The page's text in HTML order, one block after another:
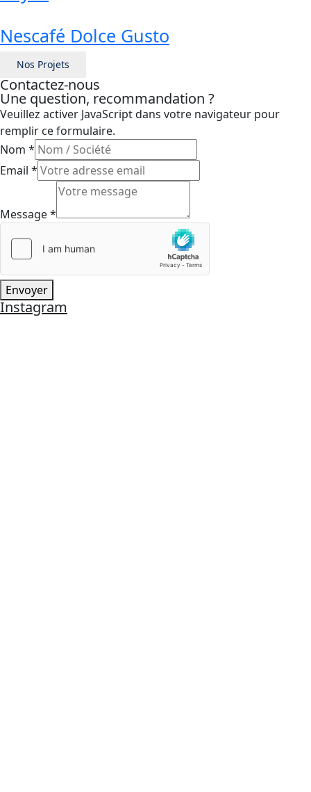
Nescafé Dolce Gusto
Nos Projets
Contactez-nous
Une question, recommandation ?
Veuillez activer JavaScript dans votre navigateur pour
remplir ce formulaire.
Nom *
Message
Email *
Message*
Envoyer
Instagram